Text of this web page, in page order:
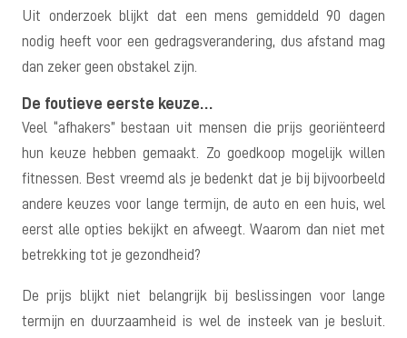
Uit onderzoek blijkt dat een mens gemiddeld 90 dagen
nodig heeft voor een gedragsverandering, dus afstand mag
dan zeker geen obstakel zijn.
De foutieve eerste keuze…
Veel “afhakers” bestaan uit mensen die prijs georiënteerd
hun keuze hebben gemaakt. Zo goedkoop mogelijk willen
fitnessen. Best vreemd als je bedenkt dat je bij bijvoorbeeld
andere keuzes voor lange termijn, de auto en een huis, wel
eerst alle opties bekijkt en afweegt. Waarom dan niet met
betrekking tot je gezondheid?
De prijs blijkt niet belangrijk bij beslissingen voor lange
termijn en duurzaamheid is wel de insteek van je besluit.